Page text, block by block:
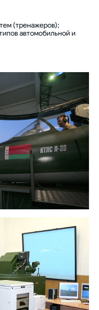
(тренажеров);
автомобильной и